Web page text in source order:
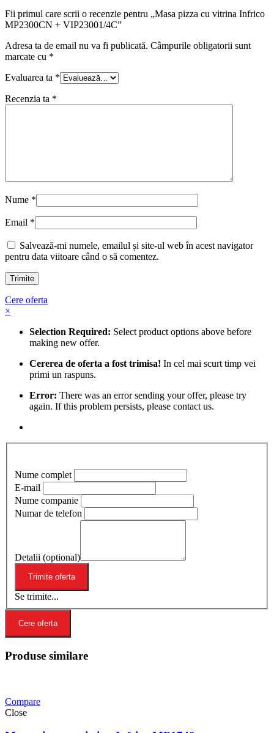
Fii primul care scrii o recenzie pentru „Masa pizza cu vitrina Infrico
MP2300CN + VIP23001/4C”
Adresa ta de email nu va fi publicată. Câmpurile obligatorii sunt
marcate cu *
Evaluarea ta *
Recenzia ta *
Nume *
Email *
Salvează-mi numele, emailul și site-ul web în acest navigator
pentru data viitoare când o să comentez.
Cere oferta
×
Selection Required: Select product options above before
making new offer.
Cererea de oferta a fost trimisa! In cel mai scurt timp vei
primi un raspuns.
Error: There was an error sending your offer, please try
again. If this problem persists, please contact us.
Nume complet
E-mail
Nume companie
Numar de telefon
Detalii (optional)
Se trimite...
Cere oferta
Produse similare
Compare
Close